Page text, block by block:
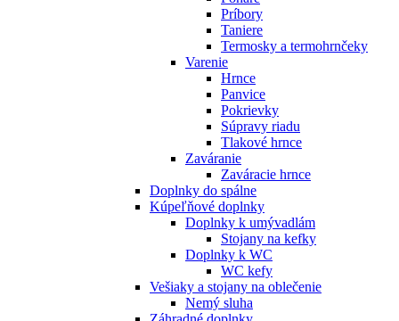
Príbory
Taniere
Termosky a termohrnčeky
Varenie
Hrnce
Panvice
Pokrievky
Súpravy riadu
Tlakové hrnce
Zaváranie
Zaváracie hrnce
Doplnky do spálne
Kúpeľňové doplnky
Doplnky k umývadlám
Stojany na kefky
Doplnky k WC
WC kefy
Vešiaky a stojany na oblečenie
Nemý sluha